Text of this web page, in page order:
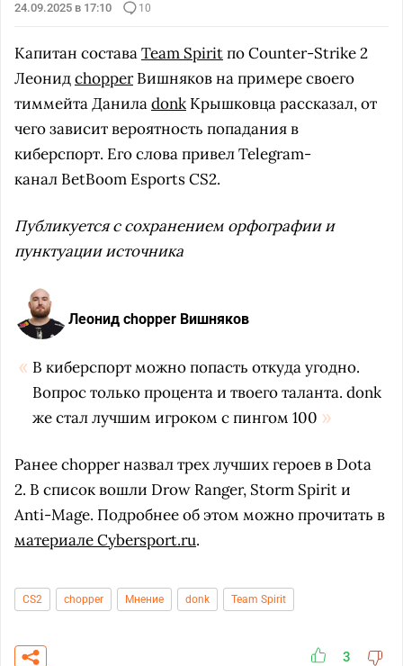
24.09.2025 в 17:10 10
Капитан составаTeam Spiritпо Counter-Strike 2
ЛеонидchopperВишняков на примере своего
тиммейта Данилаdonk Крышковца рассказал, от
чего зависит вероятность попадания в
киберспорт. Его слова привел Telegram-
канал BetBoom Esports CS2.
Публикуется с сохранением орфографии и
пунктуации источника
Леонид chopper Вишняков
В киберспорт можно попасть откуда угодно.
Вопрос только процента и твоего таланта. donk
же стал лучшим игроком с пингом 100
Ранее chopper назвал трех лучших героев в Dota
2. В список вошли Drow Ranger, Storm Spirit и
Anti-Mage. Подробнее об этом можно прочитать в
материале Cybersport.ru.
CS2 chopper Мнение donk Team Spirit
3